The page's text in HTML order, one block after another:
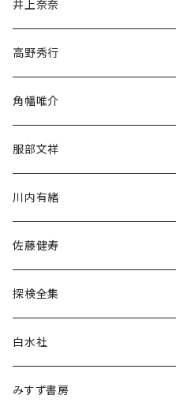
随筆・ノンフィクション・その他
民族・風習
言語・ことば
井上奈奈
高野秀行
角幡唯介
服部文祥
川内有緒
佐藤健寿
探検全集
白水社
みすず書房